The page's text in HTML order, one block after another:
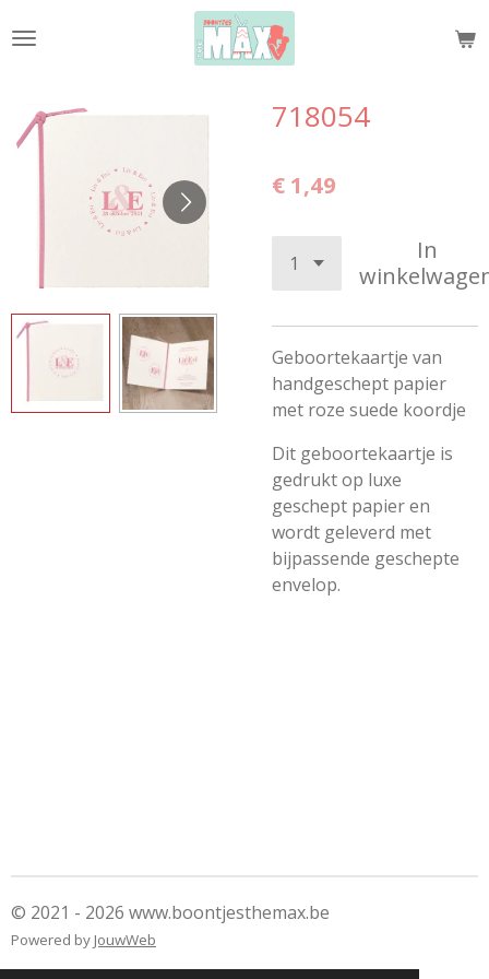
direct
hoofdinhoud
718054
€ 1,49
In
Geboortekaartje van
handgeschept papier
met roze suede koordje
Dit geboortekaartje is
gedrukt op luxe
geschept papier en
wordt geleverd met
bijpassende geschepte
envelop.
© 2021 - 2026 www.boontjesthemax.be
Powered by JouwWeb